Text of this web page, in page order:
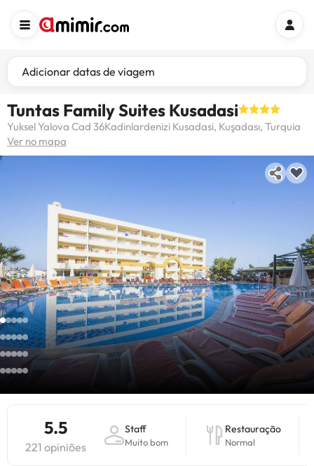
Adicionar datas de viagem
Tuntas Family Suites Kusadasi
Yuksel Yalova Cad 36Kadinlardenizi Kusadasi, Kuşadası, Turquia
Ver no mapa
5.5
221 opiniões
Staff
Muito bom
Restauração
Normal